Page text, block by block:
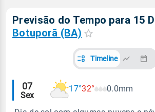
Previsão do Tempo para 15
Botuporã (BA)
Timeline
Alertas
meteorológicos
07
Sex
17°32° 0.0mm